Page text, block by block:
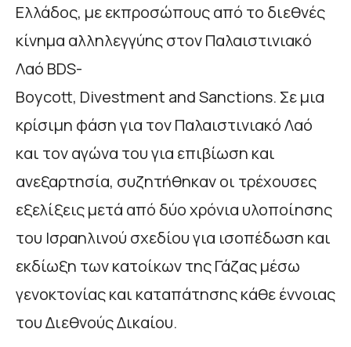
Ελλάδoς, με εκπροσώπους από το διεθνές
κίνημα αλληλεγγύης στον Παλαιστινιακό
Λαό BDS-
Boycott, Divestment and Sanctions. Σε μια
κρίσιμη φάση για τον Παλαιστινιακό Λαό
και τον αγώνα του για επιβίωση και
ανεξαρτησία, συζητήθηκαν οι τρέχουσες
εξελίξεις μετά από δύο χρόνια υλοποίησης
του Ισραηλινού σχεδίου για ισοπέδωση και
εκδίωξη των κατοίκων της Γάζας μέσω
γενοκτονίας και καταπάτησης κάθε έννοιας
του Διεθνούς Δικαίου.